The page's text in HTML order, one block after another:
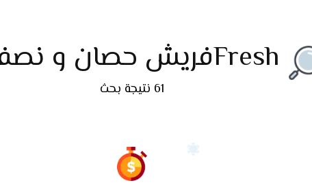
Freshفريش حصان و نصف
61 نتيجة بحث